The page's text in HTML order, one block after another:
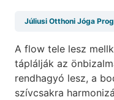
Júliusi Otthoni Jóga
A flow tele lesz
táplálják az
rendhagyó lesz, a
szívcsakra